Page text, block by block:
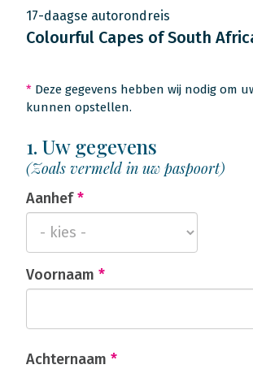
17-daagse autorondreis
Colourful Capes of South
* Deze gegevens hebben wij nodig om
kunnen opstellen.
1. Uw gegevens
(Zoals vermeld in uw paspoort)
Aanhef*
Voornaam *
Achternaam *